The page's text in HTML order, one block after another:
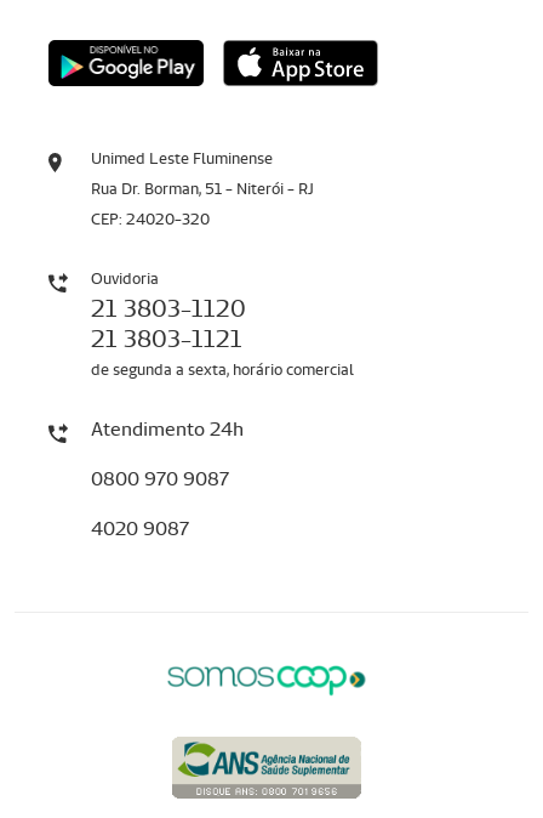
Unimed Leste Fluminense
Rua Dr. Borman, 51 - Niterói - RJ
CEP: 24020-320
Ouvidoria
21 3803-1120
21 3803-1121
de segunda a sexta, horário comercial
Atendimento 24h
0800 970 9087
4020 9087